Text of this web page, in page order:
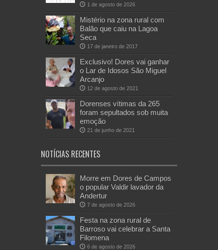
1 de agosto de 2026
Mistério na zona rural com
Balão que caiu na Lagoa
Seca
17 de janeiro de 2017
Exclusivo! Dores vai ganhar
o Lar de Idosos São Miguel
Arcanjo
12 de agosto de 2021
Dorenses vítimas da 265
foram sepultados sob muita
emoção
21 de junho de 2021
NOTÍCIAS RECENTES
Morre em Dores de Campos
o popular Valdir lavador da
Andertur
7 de agosto de 2026
Festa na zona rural de
Barroso vai celebrar a Santa
Filomena
6 de agosto de 2026